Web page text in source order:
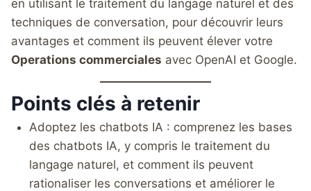
en utilisant le traitement du langage naturel et des
techniques de conversation, pour découvrir leurs
avantages et comment ils peuvent élever votre
Operations commerciales avec OpenAI et Google.
Points clés à retenir
Adoptez les chatbots IA : comprenez les bases
des chatbots IA, y compris le traitement du
langage naturel, et comment ils peuvent
rationaliser les conversations et améliorer le